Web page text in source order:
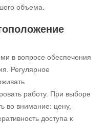
объема.
в вопросе обеспечения
Регулярное
работу. При выборе
во внимание: цену,
доступа к